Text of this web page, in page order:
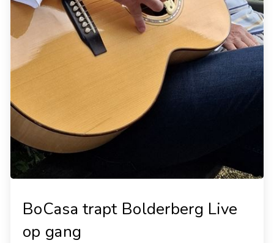
BoCasa trapt Bolderberg Live
op gang